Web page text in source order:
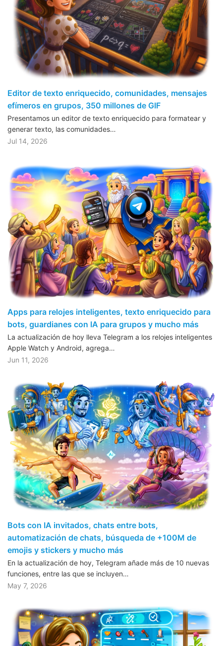
Editor de texto enriquecido, comunidades, mensajes
efímeros en grupos, 350 millones de GIF
Presentamos un editor de texto enriquecido para formatear y
generar texto, las comunidades…
Jul 14, 2026
Apps para relojes inteligentes, texto enriquecido para
bots, guardianes con IA para grupos y mucho más
La actualización de hoy lleva Telegram a los relojes inteligentes
Apple Watch y Android, agrega…
Jun 11, 2026
Bots con IA invitados, chats entre bots,
automatización de chats, búsqueda de +100M de
emojis y stickers y mucho más
En la actualización de hoy, Telegram añade más de 10 nuevas
funciones, entre las que se incluyen…
May 7, 2026